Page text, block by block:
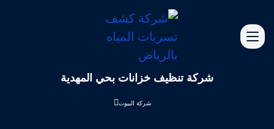
شركة تنظيف خزانات بحي المهدية
شركة البيوت